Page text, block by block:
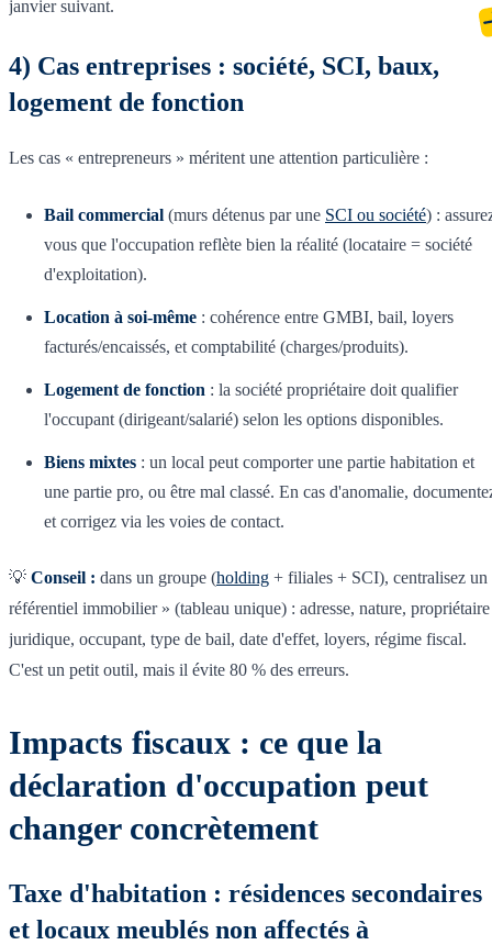
janvier suivant.
4) Cas entreprises : société, SCI, baux,
logement de fonction
Les cas « entrepreneurs » méritent une attention particulière :
Bail commercial (murs détenus par une SCI ou société) :
vous que l'occupation reflète bien la réalité (locataire = société
d'exploitation).
Location à soi-même : cohérence entre GMBI, bail, loyers
facturés/encaissés, et comptabilité (charges/produits).
Logement de fonction : la société propriétaire doit qualifier
l'occupant (dirigeant/salarié) selon les options disponibles.
Biens mixtes : un local peut comporter une partie habitation et
une partie pro, ou être mal classé. En cas d'anomalie,
et corrigez via les voies de contact.
💡 Conseil : dans un groupe (holding + filiales + SCI), centralisez un
référentiel immobilier » (tableau unique) : adresse, nature, propriétaire
juridique, occupant, type de bail, date d'effet, loyers, régime fiscal.
C'est un petit outil, mais il évite 80 % des erreurs.
Impacts fiscaux : ce que la
déclaration d'occupation peut
changer concrètement
Taxe d'habitation : résidences secondaires
et locaux meublés non affectés à